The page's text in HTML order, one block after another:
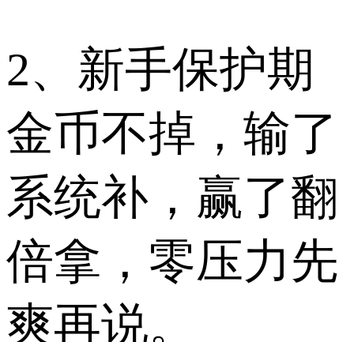
2、新手保护期
金币不掉，输了
系统补，赢了翻
倍拿，零压力先
爽再说。